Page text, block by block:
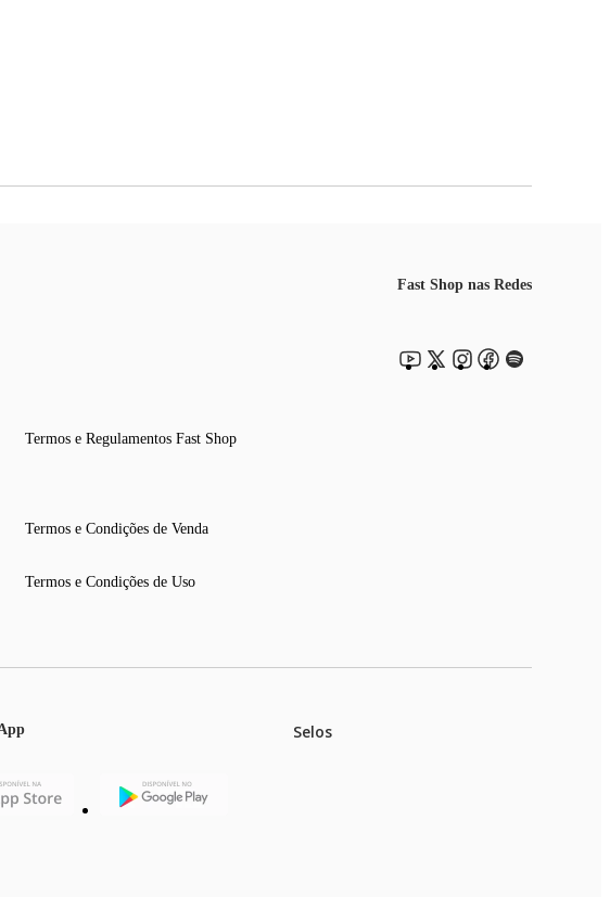
Termos e Regulamentos Fast Shop
Termos e Condições de Venda
Termos e Condições de Uso
Fast Shop nas Redes
Selos